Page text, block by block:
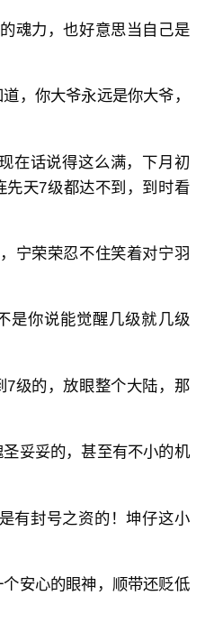
魂力，也好意思当自己是
，你大爷永远是你大爷，
在话说得这么满，下月初
先天7级都达不到，到时看
宁荣荣忍不住笑着对宁羽
是你说能觉醒几级就几级
7级的，放眼整个大陆，那
妥妥的，甚至有不小的机
有封号之资的！坤仔这小
安心的眼神，顺带还贬低